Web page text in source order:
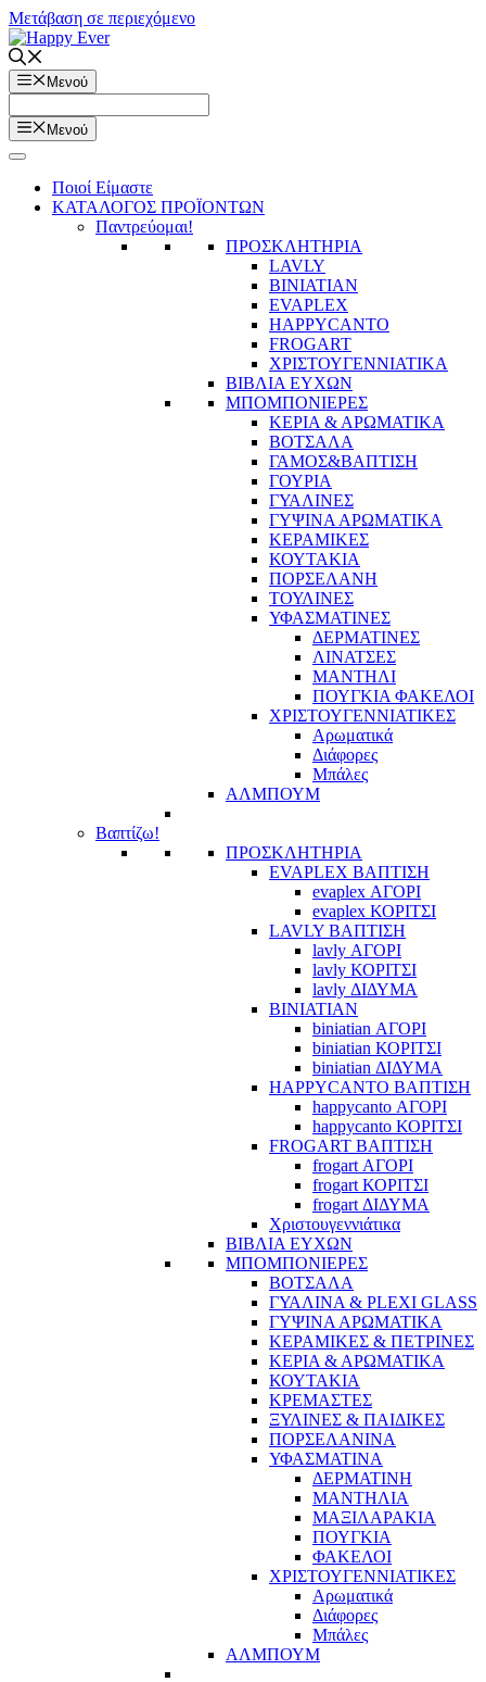
Μετάβαση σε περιεχόμενο
Μενού
Μενού
Ποιοί Είμαστε
ΚΑΤΑΛΟΓΟΣ ΠΡΟΪΟΝΤΩΝ
Παντρεύομαι!
ΠΡΟΣΚΛΗΤΗΡΙΑ
LAVLY
BINIATIAN
EVAPLEX
HAPPYCANTO
FROGART
ΧΡΙΣΤΟΥΓΕΝΝΙΑΤΙΚΑ
ΒΙΒΛΙΑ ΕΥΧΩΝ
ΜΠΟΜΠΟΝΙΕΡΕΣ
ΚΕΡΙΑ & ΑΡΩΜΑΤΙΚΑ
ΒΟΤΣΑΛΑ
ΓΑΜΟΣ&ΒΑΠΤΙΣΗ
ΓΟΥΡΙΑ
ΓΥΑΛΙΝΕΣ
ΓΥΨΙΝΑ ΑΡΩΜΑΤΙΚΑ
ΚΕΡΑΜΙΚΕΣ
ΚΟΥΤΑΚΙΑ
ΠΟΡΣΕΛΑΝΗ
ΤΟΥΛΙΝΕΣ
ΥΦΑΣΜΑΤΙΝΕΣ
ΔΕΡΜΑΤΙΝΕΣ
ΛΙΝΑΤΣΕΣ
ΜΑΝΤΗΛΙ
ΠΟΥΓΚΙΑ ΦΑΚΕΛΟΙ
ΧΡΙΣΤΟΥΓΕΝΝΙΑΤΙΚΕΣ
Αρωματικά
Διάφορες
Μπάλες
ΑΛΜΠΟΥΜ
Βαπτίζω!
ΠΡΟΣΚΛΗΤΗΡΙΑ
EVAPLEX ΒΑΠΤΙΣΗ
evaplex ΑΓΟΡΙ
evaplex ΚΟΡΙΤΣΙ
LAVLY ΒΑΠΤΙΣΗ
lavly ΑΓΟΡΙ
lavly ΚΟΡΙΤΣΙ
lavly ΔΙΔΥΜΑ
BINIATIAN
biniatian ΑΓΟΡΙ
biniatian ΚΟΡΙΤΣΙ
biniatian ΔΙΔΥΜΑ
HAPPYCANTO ΒΑΠΤΙΣΗ
happycanto ΑΓΟΡΙ
happycanto ΚΟΡΙΤΣΙ
FROGART ΒΑΠΤΙΣΗ
frogart ΑΓΟΡΙ
frogart ΚΟΡΙΤΣΙ
frogart ΔΙΔΥΜΑ
Χριστουγεννιάτικα
ΒΙΒΛΙΑ ΕΥΧΩΝ
ΜΠΟΜΠΟΝΙΕΡΕΣ
ΒΟΤΣΑΛΑ
ΓΥΑΛΙΝΑ & PLEXI GLASS
ΓΥΨΙΝΑ ΑΡΩΜΑΤΙΚΑ
ΚΕΡΑΜΙΚΕΣ & ΠΕΤΡΙΝΕΣ
ΚΕΡΙΑ & ΑΡΩΜΑΤΙΚΑ
ΚΟΥΤΑΚΙΑ
ΚΡΕΜΑΣΤΕΣ
ΞΥΛΙΝΕΣ & ΠΑΙΔΙΚΕΣ
ΠΟΡΣΕΛΑΝΙΝΑ
ΥΦΑΣΜΑΤΙΝA
ΔΕΡΜΑΤΙΝΗ
ΜΑΝΤΗΛΙΑ
ΜΑΞΙΛΑΡΑΚΙΑ
ΠΟΥΓΚΙΑ
ΦΑΚΕΛΟΙ
ΧΡΙΣΤΟΥΓΕΝΝΙΑΤΙΚΕΣ
Αρωματικά
Διάφορες
Μπάλες
ΑΛΜΠΟΥΜ